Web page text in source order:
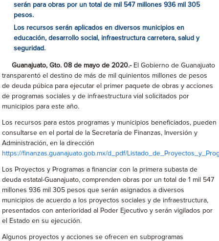
serán para obras por un total de mil 547 millones 936 mil 305
pesos.
Los recursos serán aplicados en diversos municipios en
educación, desarrollo social, infraestructura carretera, salud y
seguridad.
Guanajuato, Gto. 08 de mayo de 2020.-El Gobierno de Guanajuato
transparentó el destino de más de mil quinientos millones de pesos
de deuda púbica para ejecutar el primer paquete de obras y acciones
de programas sociales y de infraestructura vial solicitados por
municipios para este año.
Los recursos para estos programas y municipios beneficiados, pueden
consultarse en el portal de la Secretaría de Finanzas, Inversión y
Administración, en la dirección
https://finanzas.guanajuato.gob.mx/d_pdf/
Los Proyectos y Programas a financiar con la primera subasta de
deuda estatal-Guanajuato, comprenden obras por un total de 1 mil 547
millones 936 mil 305 pesos que serán asignados a diversos
municipios de acuerdo a los proyectos sociales y de infraestructura,
presentados con anterioridad al Poder Ejecutivo y serán vigilados por
el Estado en su ejecución.
Algunos proyectos y acciones se ofrecen en subprogramas